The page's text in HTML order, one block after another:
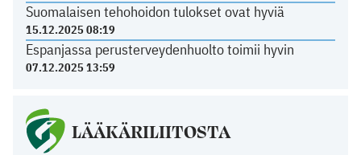
Suomalaisen tehohoidon tulokset ovat hyviä
15.12.2025 08:19
Espanjassa perusterveydenhuolto toimii hyvin
07.12.2025 13:59
LÄÄKÄRILIITOSTA